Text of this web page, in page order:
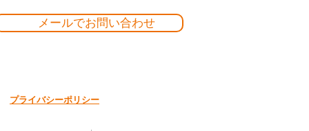
メールでお問い合わせ
プライバシーポリシー